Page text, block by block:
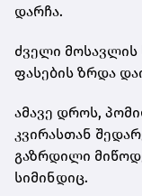
დარჩა.
ძველი
ფასების ზრდა
ამავე დროს,
კვირასთან
გაზრდილი
სიმინდიც.